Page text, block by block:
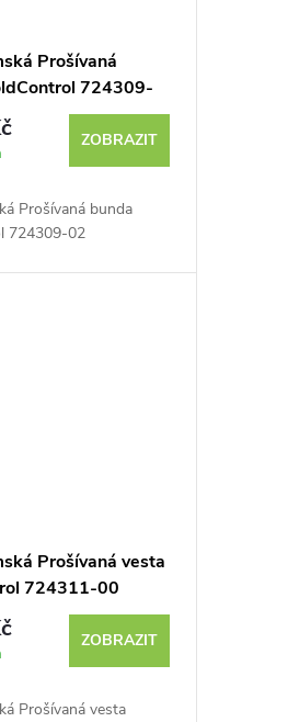
Prošívaná
724309-
ZOBRAZIT
Prošívaná bunda
724309-02
Prošívaná vesta
724311-00
ZOBRAZIT
Prošívaná vesta